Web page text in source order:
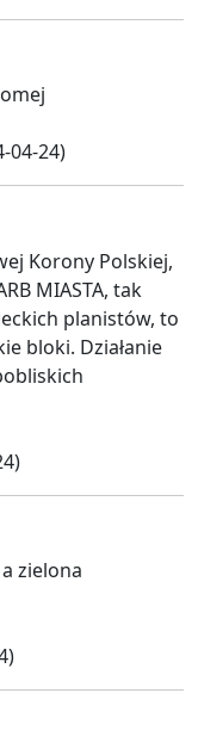
04-24)
Korony Polskiej,
MIASTA, tak
planistów, to
bloki. Działanie
zielona